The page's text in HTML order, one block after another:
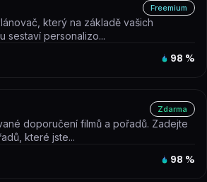
Freemium
který na základě vašich
sestaví personalizo...
98 %
Zdarma
doporučení filmů a pořadů. Zadejte
které jste...
98 %